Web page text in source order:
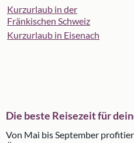
Kurzurlaub in der
Fränkischen Schweiz
Kurzurlaub in Eisenach
Die beste Reisezeit für
Von Mai bis September